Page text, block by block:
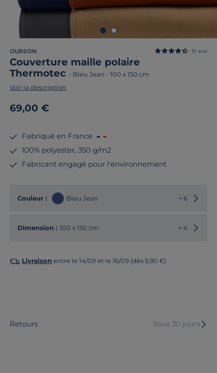
OURSON
Couverture maille polaire
Thermotec - Bleu Jean - 100 x 150 cm
51 avis
Voir la description
69,00 €
Fabriqué en France
100% polyester, 350 g/m2
Fabricant engagé pour l'environnement
Couleur : Bleu Jean + 6
Dimension : 100 x 150 cm + 4
Livraison entre le 14/09 et le 16/09 (dès 5,90 €)
Retours Sous 30 jours